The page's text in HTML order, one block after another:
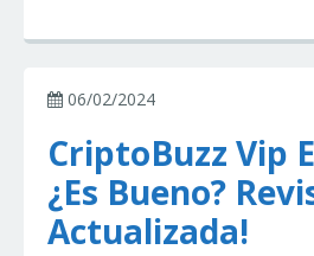
06/02/2024
CriptoBuzz Vip
¿Es Bueno?
Actualizada!